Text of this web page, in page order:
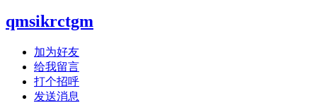
qmsikrctgm
加为好友
给我留言
打个招呼
发送消息